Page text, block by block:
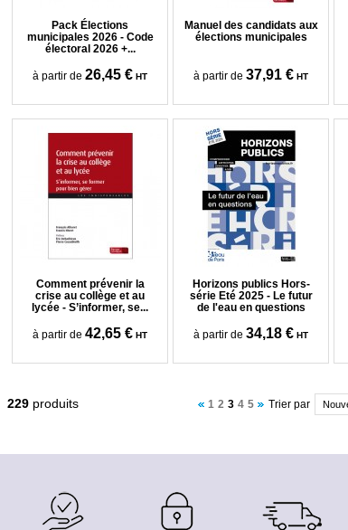
Pack Élections
municipales 2026 - Code
électoral 2026 +...
à partir de 26,45 € HT
Manuel des candidats aux
élections municipales
à partir de 37,91 € HT
Comment prévenir la
crise au collège et au
lycée - S’informer, se...
à partir de 42,65 € HT
Horizons publics Hors-
série Eté 2025 - Le futur
de l'eau en questions
à partir de 34,18 € HT
229 produits Trier par
1 2 3 4 5